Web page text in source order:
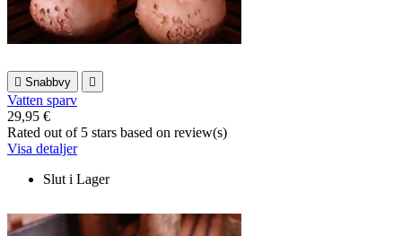
 Snabbvy 
Vatten sparv
29,95 €
Rated out of 5 stars based on review(s)
Visa detaljer
Slut i Lager